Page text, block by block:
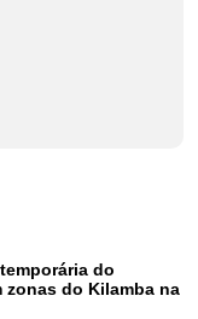
do
zonas do Kilamba na